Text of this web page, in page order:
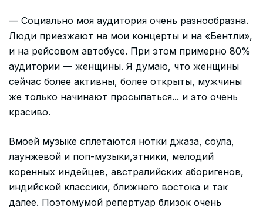
— Социально моя аудитория очень разнообразна.
Люди приезжают на мои концерты и на «Бентли»,
и на рейсовом автобусе. При этом примерно 80%
аудитории — женщины. Я думаю, что женщины
сейчас более активны, более открыты, мужчины
же только начинают просыпаться... и это очень
красиво.
Вмоей музыке сплетаются нотки джаза, соула,
лаунжевой и поп-музыки,этники, мелодий
коренных индейцев, австралийских аборигенов,
индийской классики, ближнего востока и так
далее. Поэтомумой репертуар близок очень